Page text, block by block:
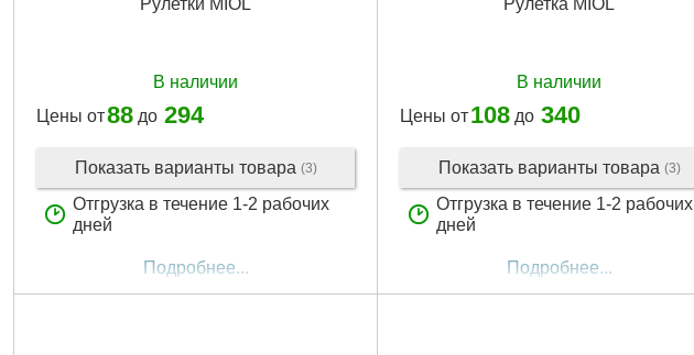
В наличии
Цены от88 до 294
Показать варианты товара (3)
Отгрузка в течение 1-2 рабочих
дней
Подробнее...
В наличии
Цены от108 до 340
Показать варианты товара (3)
Отгрузка в течение 1-2 рабочих
дней
Подробнее...